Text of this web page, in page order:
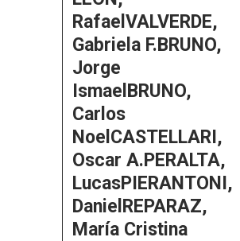
Rafael VALVERDE,
Gabriela F.BRUNO,
Jorge
Ismael BRUNO,
Carlos
Noel CASTELLARI,
Oscar A.PERALTA,
LucasPIERANTONI,
Daniel REPARAZ,
María Cristina